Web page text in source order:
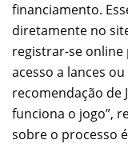
financiamento.
diretamente no
registrar-se
acesso a lances
recomendação de
funciona o jogo”,
sobre o processo